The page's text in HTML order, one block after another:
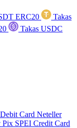
ERC20
Takas
Takas USDC
Debit Card Neteller
Pix SPEI Credit Card